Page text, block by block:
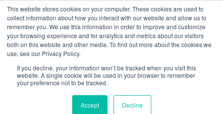
This website stores cookies on your computer. These cookies are used to
collect information about how you interact with our website and allow us to
remember you. We use this information in order to improve and customize
your browsing experience and for analytics and metrics about our visitors
both on this website and other media. To find out more about the cookies we
use, see our Privacy Policy.
If you decline, your information won’t be tracked when you visit this
website. A single cookie will be used in your browser to remember
your preference not to be tracked.
Accept Decline
WEALTH MANAGEMENT CDI MEMBRESÍA
NOTICIAS →
EDUCACIÓN FINANCIERA
Aprovechar Oportunidades en el Mercado